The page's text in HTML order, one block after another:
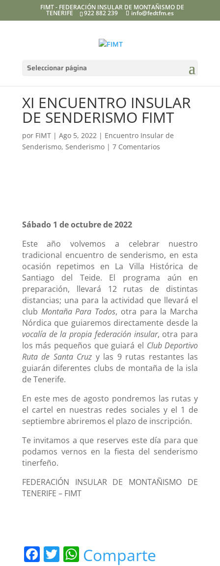
FIMT - FEDERACIÓN INSULAR DE MONTAÑISMO DE
TENERIFE 922 882 239 info@fedtfm.es
Seleccionar página
XI ENCUENTRO INSULAR
DE SENDERISMO FIMT
por FIMT| Ago 5, 2022| Encuentro Insular de
Senderismo, Senderismo| 7 Comentarios
Sábado 1 de octubre de 2022
Este año volvemos a celebrar nuestro
tradicional encuentro de senderismo, en esta
ocasión repetimos en La Villa Histórica de
Santiago del Teide. El programa aún en
preparación, llevará 12 rutas de distintas
distancias; una para la actividad que llevará el
club Montaña Para Todos, otra para la Marcha
Nórdica que guiaremos directamente desde la
vocalía de la propia federación insular, otra para
los más pequeños que guiará el Club Deportivo
Ruta de Santa Cruz y las 9 rutas restantes las
guiarán diferentes clubs de montaña de la isla
de Tenerife.
En este mes de agosto pondremos las rutas y
el cartel en nuestras redes sociales y el 1 de
septiembre abriremos el plazo de inscripción.
Te invitamos a que reserves este día para que
podamos vernos en la fiesta del senderismo
tinerfeño.
FEDERACIÓN INSULAR DE MONTAÑISMO DE
TENERIFE – FIMT
F T W
Comparte